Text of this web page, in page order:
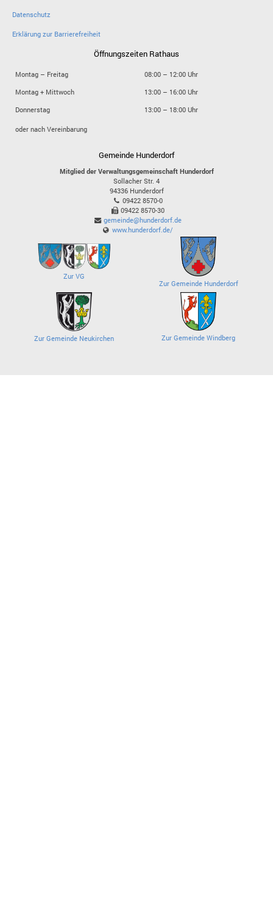
Datenschutz
Erklärung zur Barrierefreiheit
Öffnungszeiten Rathaus
Montag – Freitag
08:00 – 12:00 Uhr
Montag + Mittwoch
13:00 – 16:00 Uhr
Donnerstag
13:00 – 18:00 Uhr
oder nach Vereinbarung
Gemeinde Hunderdorf
Mitglied der Verwaltungsgemeinschaft Hunderdorf
Sollacher Str. 4
94336 Hunderdorf
09422 8570-0
09422 8570-30
gemeinde@hunderdorf.de
www.hunderdorf.de/
Zur VG
Zur Gemeinde Hunderdorf
Zur Gemeinde Neukirchen Zur Gemeinde Windberg